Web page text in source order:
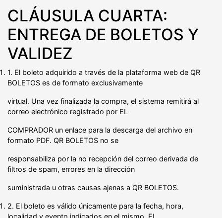
CLÁUSULA CUARTA:
ENTREGA DE BOLETOS Y
VALIDEZ
1. El boleto adquirido a través de la plataforma web de QR
BOLETOS es de formato exclusivamente
virtual. Una vez finalizada la compra, el sistema remitirá al
correo electrónico registrado por EL
COMPRADOR un enlace para la descarga del archivo en
formato PDF. QR BOLETOS no se
responsabiliza por la no recepción del correo derivada de
filtros de spam, errores en la dirección
suministrada u otras causas ajenas a QR BOLETOS.
2. El boleto es válido únicamente para la fecha, hora,
localidad y evento indicados en el mismo. EL